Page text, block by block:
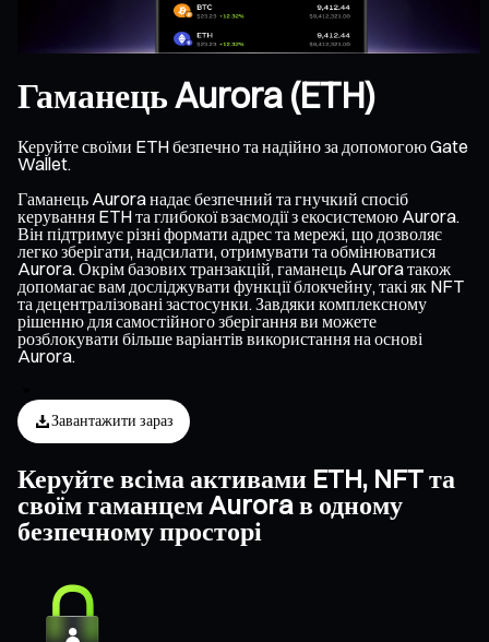
Гаманець Aurora (ETH)
Керуйте своїми ETH безпечно та надійно за допомогою Gate
Wallet.
Гаманець Aurora надає безпечний та гнучкий спосіб
керування ETH та глибокої взаємодії з екосистемою Aurora.
Він підтримує різні формати адрес та мережі, що дозволяє
легко зберігати, надсилати, отримувати та обмінюватися
Aurora. Окрім базових транзакцій, гаманець Aurora також
допомагає вам досліджувати функції блокчейну, такі як NFT
та децентралізовані застосунки. Завдяки комплексному
рішенню для самостійного зберігання ви можете
розблокувати більше варіантів використання на основі
Aurora.
Завантажити зараз
Керуйте всіма активами ETH, NFT та
своїм гаманцем Aurora в одному
безпечному просторі